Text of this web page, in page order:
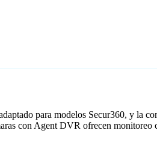
para modelos Secur360, y la
con Agent DVR ofrecen monitoreo